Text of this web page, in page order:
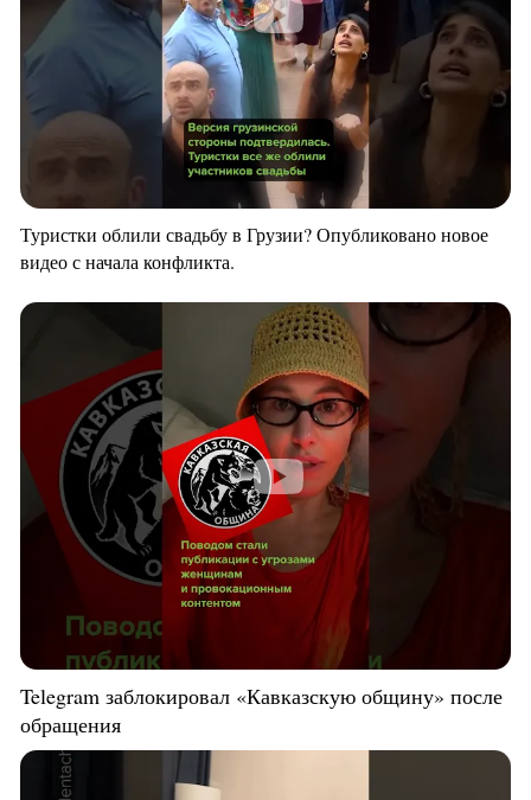
Туристки облили свадьбу в Грузии? Опубликовано новое
видео с начала конфликта.
Telegram заблокировал «Кавказскую общину» после
обращения